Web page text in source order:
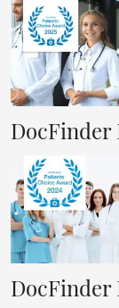
DocFinder
DocFinder